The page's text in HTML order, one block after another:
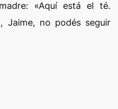
«Aquí está el té.
Jaime, no podés seguir